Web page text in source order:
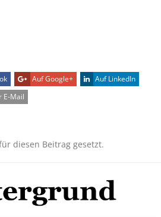
Auf Google+
Auf LinkedIn
E-Mail
diesen Beitrag gesetzt.